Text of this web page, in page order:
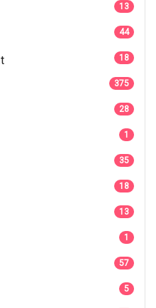
13
44
18
375
28
1
35
18
13
1
57
5